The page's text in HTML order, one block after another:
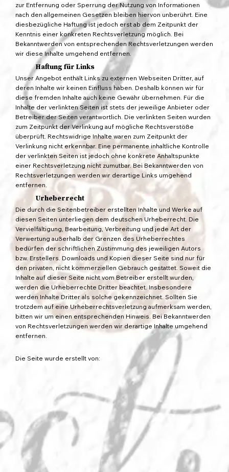
zur Entfernung oder Sperrung der Nutzung von Informationen
nach den allgemeinen Gesetzen bleiben hiervon unberührt. Eine
diesbezügliche Haftung ist jedoch erst ab dem Zeitpunkt der
Kenntnis einer konkreten Rechtsverletzung möglich. Bei
Bekanntwerden von entsprechenden Rechtsverletzungen werden
wir diese Inhalte umgehend entfernen.
Haftung für Links
Unser Angebot enthält Links zu externen Webseiten Dritter, auf
deren Inhalte wir keinen Einfluss haben. Deshalb können wir für
diese fremden Inhalte auch keine Gewähr übernehmen. Für die
Inhalte der verlinkten Seiten ist stets der jeweilige Anbieter oder
Betreiber der Seiten verantwortlich. Die verlinkten Seiten wurden
zum Zeitpunkt der Verlinkung auf mögliche Rechtsverstöße
überprüft. Rechtswidrige Inhalte waren zum Zeitpunkt der
Verlinkung nicht erkennbar. Eine permanente inhaltliche Kontrolle
der verlinkten Seiten ist jedoch ohne konkrete Anhaltspunkte
einer Rechtsverletzung nicht zumutbar. Bei Bekanntwerden von
Rechtsverletzungen werden wir derartige Links umgehend
entfernen.
Urheberrecht
Die durch die Seitenbetreiber erstellten Inhalte und Werke auf
diesen Seiten unterliegen dem deutschen Urheberrecht. Die
Vervielfältigung, Bearbeitung, Verbreitung und jede Art der
Verwertung außerhalb der Grenzen des Urheberrechtes
bedürfen der schriftlichen Zustimmung des jeweiligen Autors
bzw. Erstellers. Downloads und Kopien dieser Seite sind nur für
den privaten, nicht kommerziellen Gebrauch gestattet. Soweit die
Inhalte auf dieser Seite nicht vom Betreiber erstellt wurden,
werden die Urheberrechte Dritter beachtet. Insbesondere
werden Inhalte Dritter als solche gekennzeichnet. Sollten Sie
trotzdem auf eine Urheberrechtsverletzung aufmerksam werden,
bitten wir um einen entsprechenden Hinweis. Bei Bekanntwerden
von Rechtsverletzungen werden wir derartige Inhalte umgehend
entfernen.
Die Seite wurde erstellt von: